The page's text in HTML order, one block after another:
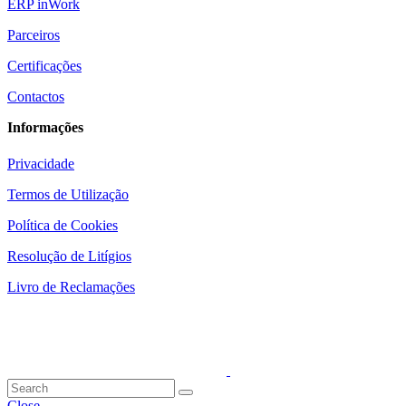
ERP inWork
Parceiros
Certificações
Contactos
Informações
Privacidade
Termos de Utilização
Política de Cookies
Resolução de Litígios
Livro de Reclamações